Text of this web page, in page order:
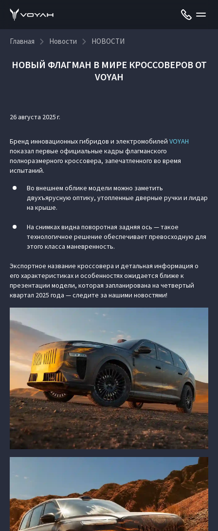
Главная Новости НОВОСТИ
НОВЫЙ ФЛАГМАН В МИРЕ КРОССОВЕРОВ ОТ
VOYAH
26 августа 2025 г.
Бренд инновационных гибридов и электромобилей VOYAH
показал первые официальные кадры флагманского
полноразмерного кроссовера, запечатленного во время
испытаний.
Во внешнем облике модели можно заметить
двухъярусную оптику, утопленные дверные ручки и лидар
на крыше.
На снимках видна поворотная задняя ось — такое
технологичное решение обеспечивает превосходную для
этого класса маневренность.
Экспортное название кроссовера и детальная информация о
его характеристиках и особенностях ожидается ближе к
презентации модели, которая запланирована на четвертый
квартал 2025 года — следите за нашими новостями!